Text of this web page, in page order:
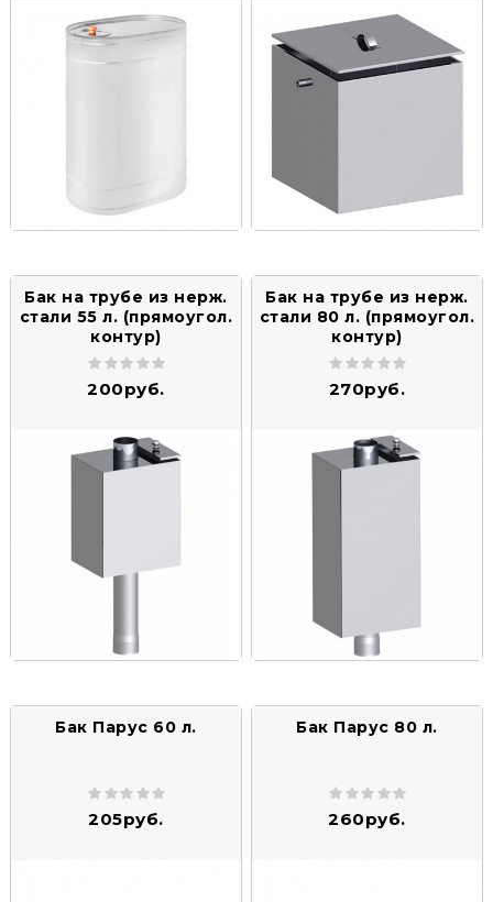
Бак на трубе из нерж.
стали 55 л. (прямоугол.
контур)
200руб.
Бак на трубе из нерж.
стали 80 л. (прямоугол.
контур)
270руб.
Бак Парус 60 л.
205руб.
Бак Парус 80 л.
260руб.